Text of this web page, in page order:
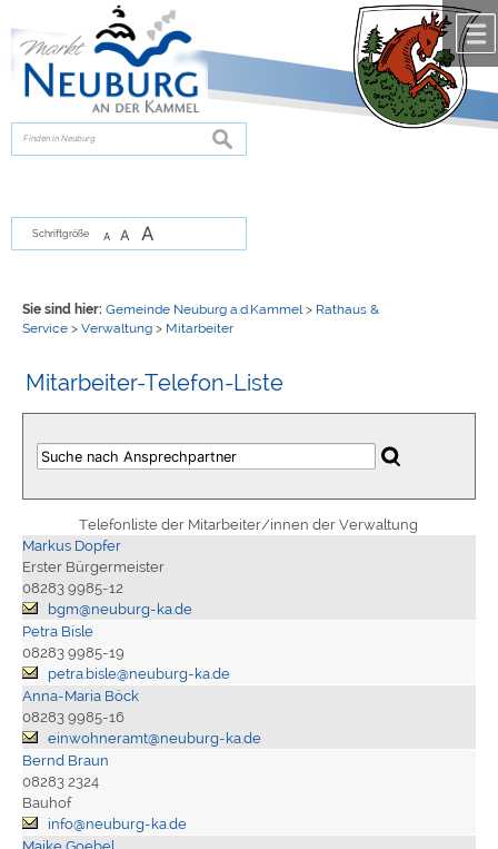
zur Navigationoder
springen.
suchen
Schriftgröße A A A
Sie sind hier: Gemeinde Neuburg a.d.Kammel > Rathaus &
Service> Verwaltung> Mitarbeiter
Mitarbeiter-Telefon-Liste
Telefonliste der Mitarbeiter/innen der Verwaltung
Markus Dopfer
Erster Bürgermeister
08283 9985-12
bgm@neuburg-ka.de
Petra Bisle
08283 9985-19
petra.bisle@neuburg-ka.de
Anna-Maria Böck
08283 9985-16
einwohneramt@neuburg-ka.de
Bernd Braun
08283 2324
Bauhof
info@neuburg-ka.de